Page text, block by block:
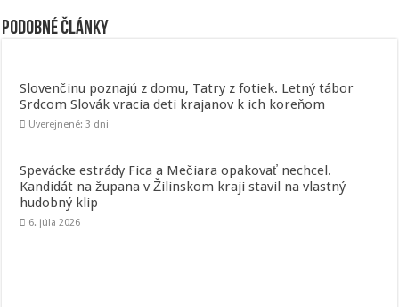
Podobné články
Slovenčinu poznajú z domu, Tatry z fotiek. Letný tábor
Srdcom Slovák vracia deti krajanov k ich koreňom
Uverejnené: 3 dni
Spevácke estrády Fica a Mečiara opakovať nechcel.
Kandidát na župana v Žilinskom kraji stavil na vlastný
hudobný klip
6. júla 2026